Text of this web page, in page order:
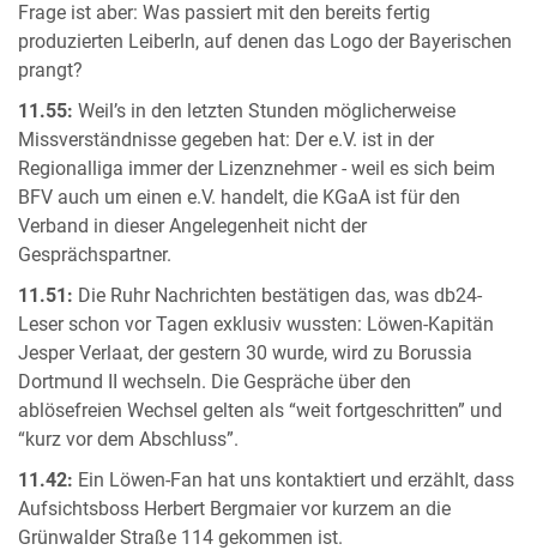
Frage ist aber: Was passiert mit den bereits fertig
produzierten Leiberln, auf denen das Logo der Bayerischen
prangt?
11.55: Weil’s in den letzten Stunden möglicherweise
Missverständnisse gegeben hat: Der e.V. ist in der
Regionalliga immer der Lizenznehmer - weil es sich beim
BFV auch um einen e.V. handelt, die KGaA ist für den
Verband in dieser Angelegenheit nicht der
Gesprächspartner.
11.51: Die Ruhr Nachrichten bestätigen das, was db24-
Leser schon vor Tagen exklusiv wussten: Löwen-Kapitän
Jesper Verlaat, der gestern 30 wurde, wird zu Borussia
Dortmund II wechseln. Die Gespräche über den
ablösefreien Wechsel gelten als “weit fortgeschritten” und
“kurz vor dem Abschluss”.
11.42: Ein Löwen-Fan hat uns kontaktiert und erzählt, dass
Aufsichtsboss Herbert Bergmaier vor kurzem an die
Grünwalder Straße 114 gekommen ist.